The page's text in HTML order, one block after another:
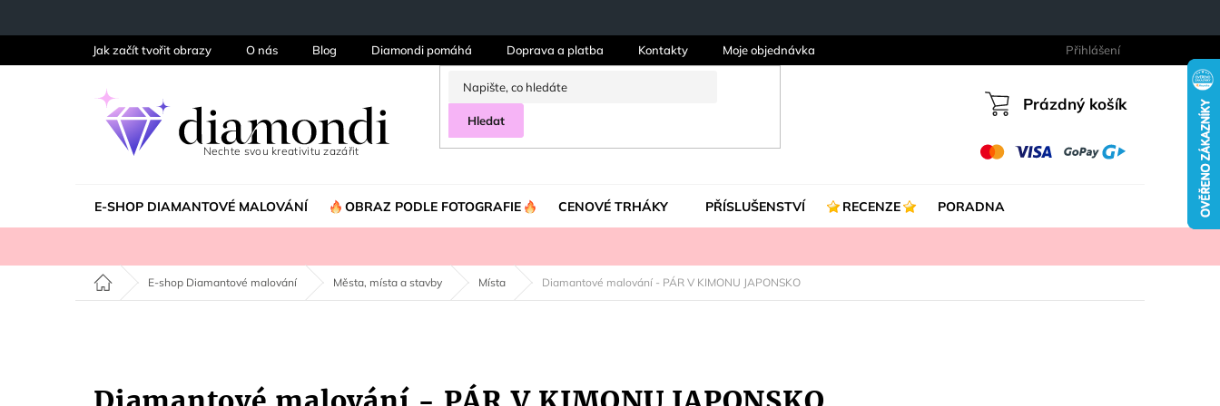
Jak začít tvořit obrazy O nás Blog Diamondi pomáhá Doprava a platba Kontakty Moje objednávka Přihlášení
Hledat
Nákupní
Prázdný košík
E-SHOP DIAMANTOVÉ MALOVÁNÍ OBRAZ PODLE FOTOGRAFIE CENOVÉ TRHÁKY PŘÍSLUŠENSTVÍ RECENZE PORADNA
Domů E-shop Diamantové malování Města, místa a stavby Místa Diamantové malování - PÁR V KIMONU JAPONSKO